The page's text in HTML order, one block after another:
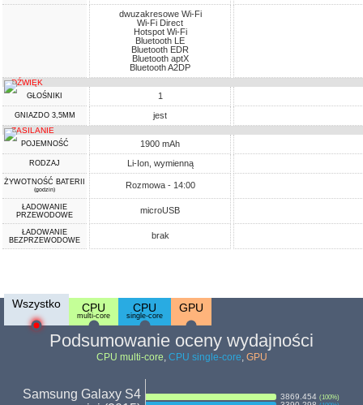
dwuzakresowe Wi-Fi
Wi-Fi Direct
Hotspot Wi-Fi
Bluetooth LE
Bluetooth EDR
Bluetooth aptX
Bluetooth A2DP
DŹWIĘK
GŁOŚNIKI 1
GNIAZDO 3,5MM jest
ZASILANIE
POJEMNOŚĆ 1900 mAh
RODZAJ Li-Ion, wymienną
ŻYWOTNOŚĆ BATERII
(godzin) Rozmowa - 14:00
ŁADOWANIE
PRZEWODOWE
microUSB
ŁADOWANIE
BEZPRZEWODOWE
brak
Wszystko CPU
multi-core
CPU
single-core
GPU
Podsumowanie oceny wydajności
CPU multi-core, CPU single-core, GPU
Samsung Galaxy S4
3869.454 (100%)